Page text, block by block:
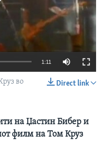
1:11
Direct link
во
на Џастин Бибер и
филм на Том Круз